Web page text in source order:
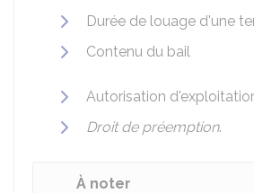
Durée de louage d'une
Contenu du bail
Autorisation
Droit de préemption.
À noter